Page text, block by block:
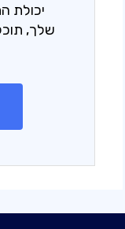
יכולת
שלך,